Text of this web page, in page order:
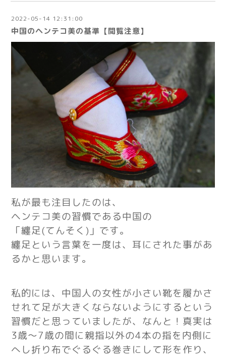
2022-05-14 12:31:00
中国のヘンテコ美の基準【閲覧注意】
私が最も注目したのは、
ヘンテコ美の習慣である中国の
「纏足(てんそく)」です。
纏足という言葉を一度は、 耳にされた事があ
るかと思います。
私的には、中国人の女性が小さい靴を履かさ
せれて足が大きくならないようにするという
習慣だと思っていましたが、なんと！真実は
3歳～7歳の間に親指以外の4本の指を内側に
へし折り布でぐるぐる巻きにして形を作り、